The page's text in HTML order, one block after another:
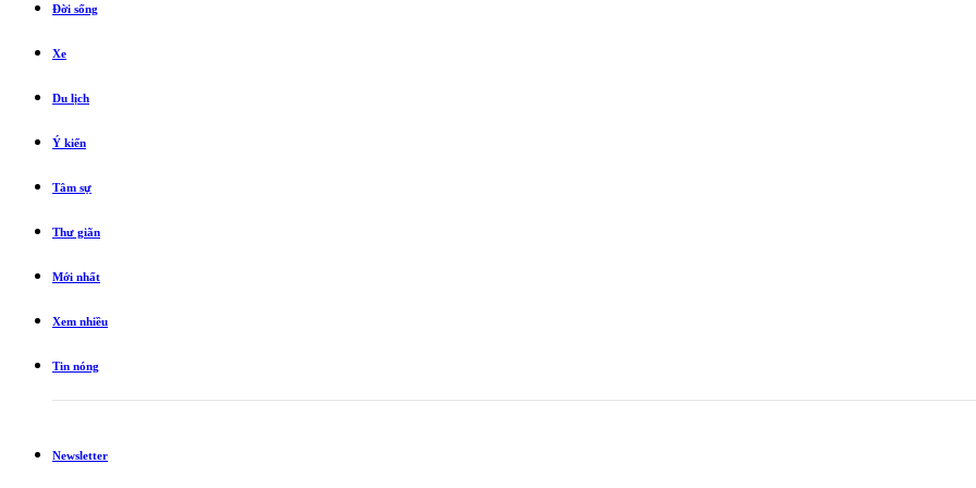
Đời sống
Xe
Du lịch
Ý kiến
Tâm sự
Thư giãn
Mới nhất
Xem nhiều
Tin nóng
Newsletter